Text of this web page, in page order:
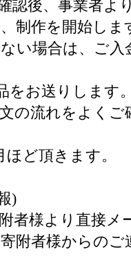
認後、事業者よ
制作を開始しま
い場合は、ご入
をお送りします。
の流れをよくご
ど頂きます。
)
者様より直接
附者様からのご